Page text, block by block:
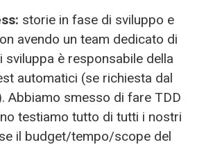
storie in fase di sviluppo e
avendo un team dedicato di
sviluppa è responsabile della
automatici (se richiesta dal
Abbiamo smesso di fare TDD
testiamo tutto di tutti i nostri
il budget/tempo/scope del